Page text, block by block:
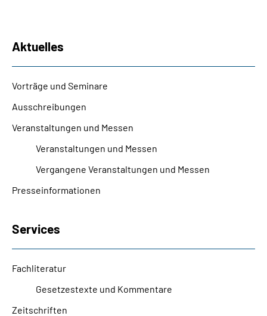
Karriere
Über uns
Inhalte in Gebärdensprache (DGS)
Aktuelles
Vorträge und Seminare
Ausschreibungen
Veranstaltungen und Messen
Veranstaltungen und Messen
Vergangene Veranstaltungen und Messen
Presseinformationen
Services
Fachliteratur
Gesetzestexte und Kommentare
Zeitschriften